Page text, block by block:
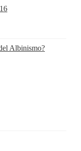
Albinismo?